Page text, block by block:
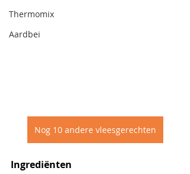
Thermomix
Aardbei
Nog 10 andere vleesgerechten
Ingrediënten